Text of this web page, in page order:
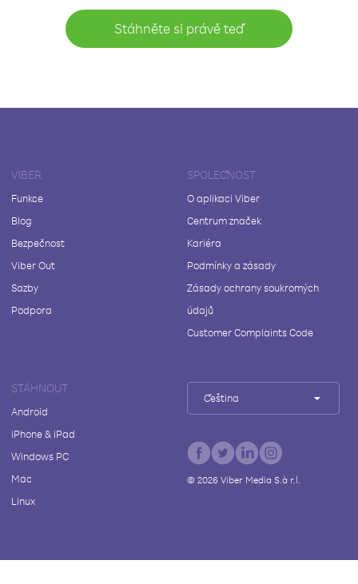
Stáhněte si právě teď
VIBER
Funkce
Blog
Bezpečnost
Viber Out
Sazby
Podpora
SPOLEČNOST
O aplikaci Viber
Centrum značek
Kariéra
Podmínky a zásady
Zásady ochrany soukromých
údajů
Customer Complaints Code
STÁHNOUT
Android
iPhone & iPad
Windows PC
Mac
Linux
Čeština
© 2026Viber Media S.à r.l.